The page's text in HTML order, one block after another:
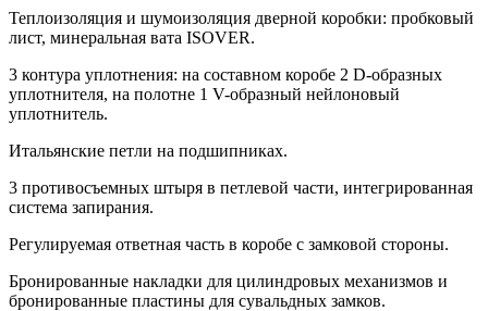
Теплоизоляция и шумоизоляция дверной коробки: пробковый
лист, минеральная вата ISOVER.
3 контура уплотнения: на составном коробе 2 D-образных
уплотнителя, на полотне 1 V-образный нейлоновый
уплотнитель.
Итальянские петли на подшипниках.
3 противосъемных штыря в петлевой части, интегрированная
система запирания.
Регулируемая ответная часть в коробе с замковой стороны.
Бронированные накладки для цилиндровых механизмов и
бронированные пластины для сувальдных замков.